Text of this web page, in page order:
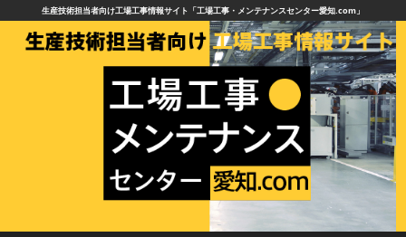
生産技術担当者向け工場工事情報サイト「工場工事・メンテナンスセンター愛知.com」